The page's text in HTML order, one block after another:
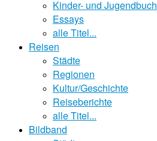
Kinder- und Jugendbuch
Essays
alle Titel...
Reisen
Städte
Regionen
Kultur/Geschichte
Reiseberichte
alle Titel...
Bildband